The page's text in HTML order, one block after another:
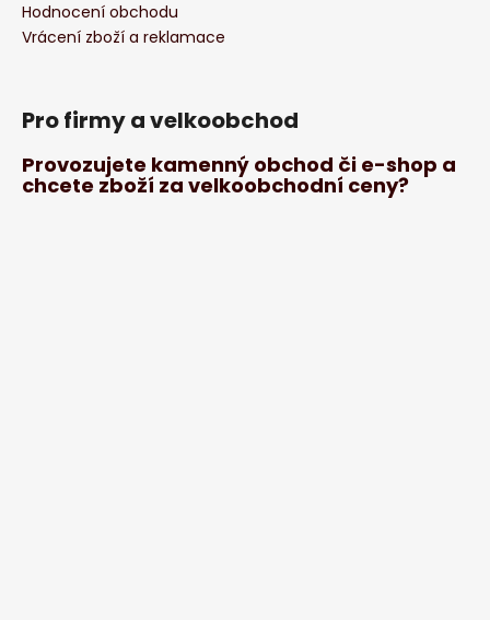
Hodnocení obchodu
Vrácení zboží a reklamace
Pro firmy a velkoobchod
Provozujete kamenný obchod či e-shop a
chcete zboží za velkoobchodní ceny?